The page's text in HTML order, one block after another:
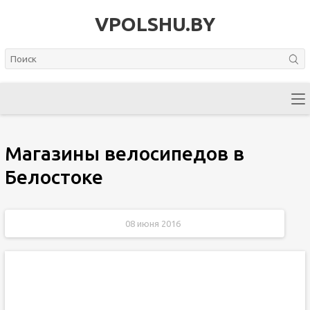
VPOLSHU.BY
Магазины велосипедов в
Белостоке
08 июня 2016